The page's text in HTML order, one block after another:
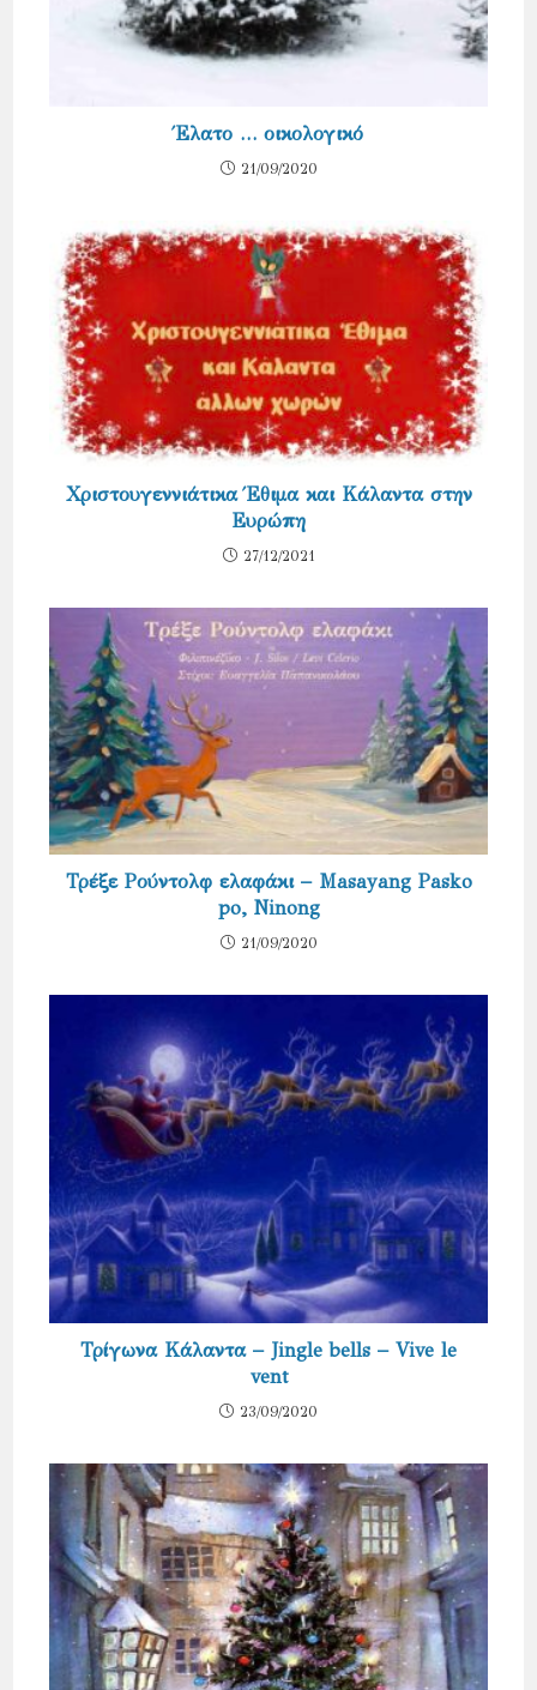
Έλατο … οικολογικό
21/09/2020
Χριστουγεννιάτικα Έθιμα και Κάλαντα στην
Ευρώπη
27/12/2021
Τρέξε Ρούντολφ ελαφάκι – Masayang Pasko
po, Ninong
21/09/2020
Τρίγωνα Κάλαντα – Jingle bells – Vive le
vent
23/09/2020